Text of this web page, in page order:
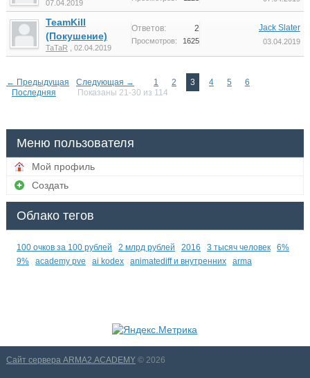
07.04.2019
TeamKill
(Покушение)
TaTaR 02.04.2019
Ответов: 2
Просмотров: 1625
Jack Slater
03.04.2019
← Предыдущая Следующая → 1 2 3 4 5
6
Последняя
Показаны 21-30 из 114
Меню пользователя
Мой профиль
Создать
Облако тегов
100 очков за 100 рублей 2 млрд рублей 2016 3 тысяч человек
6%
9%
academy pve ai kodex animatediff и внутренних arma
Сайт сервера ARMA2.ACADEMY© 2026